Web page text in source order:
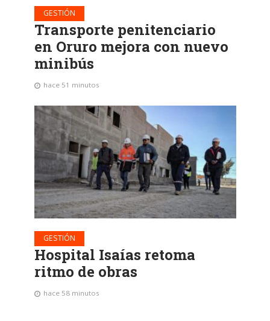
GESTIÓN
Transporte penitenciario
en Oruro mejora con nuevo
minibús
hace 51 minutos
GESTIÓN
Hospital Isaías retoma
ritmo de obras
hace 58 minutos